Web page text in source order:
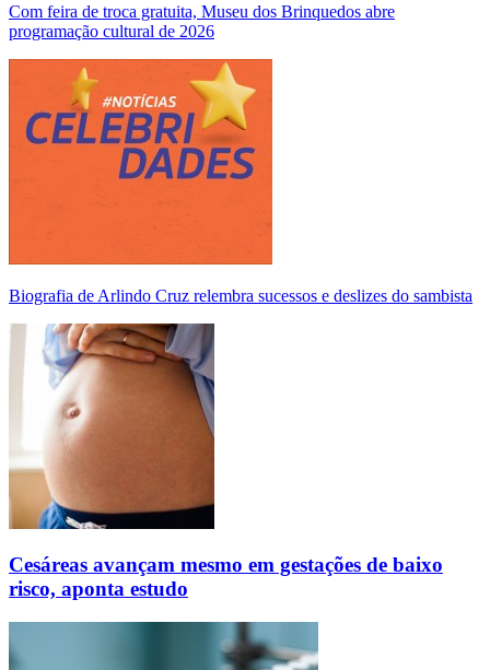
Com feira de troca gratuita, Museu dos Brinquedos abre
programação cultural de 2026
Biografia de Arlindo Cruz relembra sucessos e deslizes do sambista
Cesáreas avançam mesmo em gestações de baixo
risco, aponta estudo